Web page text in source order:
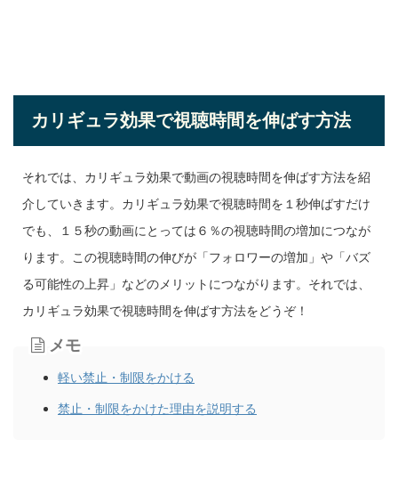
カリギュラ効果で視聴時間を伸ばす方法
それでは、カリギュラ効果で動画の視聴時間を伸ばす方法を紹
介していきます。カリギュラ効果で視聴時間を１秒伸ばすだけ
でも、１５秒の動画にとっては６％の視聴時間の増加につなが
ります。この視聴時間の伸びが「フォロワーの増加」や「バズ
る可能性の上昇」などのメリットにつながります。それでは、
カリギュラ効果で視聴時間を伸ばす方法をどうぞ！
メモ
軽い禁止・制限をかける
禁止・制限をかけた理由を説明する